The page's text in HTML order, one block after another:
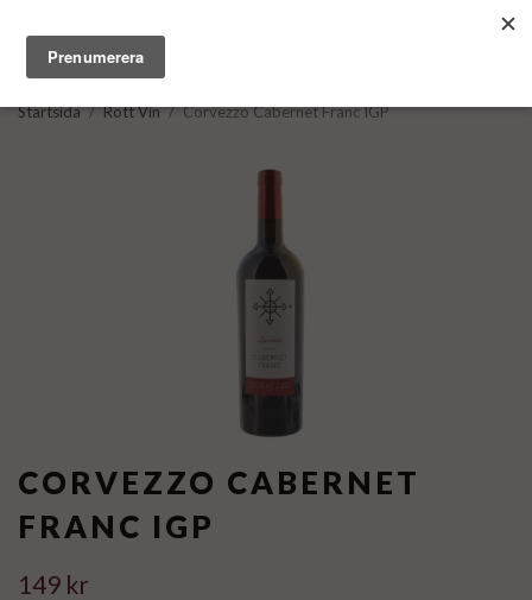
Startsida / Rött Vin / Corvezzo Cabernet Franc IGP
CORVEZZO CABERNET
FRANC IGP
149 kr